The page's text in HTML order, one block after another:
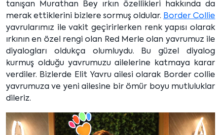
tanışan Murathan Bey ırkın özellikleri hakkında da
merak ettiklerini bizlere sormuş oldular. Border Collie
yavrularımız ile vakit geçirirlerken renk yapısı olarak
ırkının en özel rengi olan Red Merle olan yavrumuz ile
diyalogları oldukça olumluydu. Bu güzel diyalog
kurmuş olduğu yavrumuzu ailelerine katmaya karar
verdiler. Bizlerde Elit Yavru ailesi olarak Border collie
yavrumuza ve yeni ailesine bir ömür boyu mutluluklar
dileriz.